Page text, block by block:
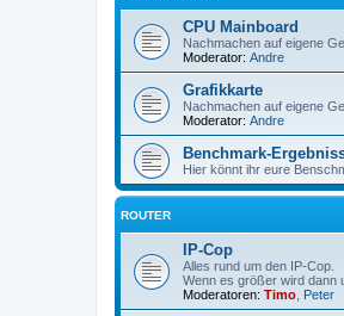
CPU Mainboard
Nachmachen auf eigene
Moderator: Andre
Grafikkarte
Nachmachen auf eigene
Moderator: Andre
Benchmark-
Hier könnt ihr eure
ROUTER
IP-Cop
Alles rund um den IP-Cop.
Wenn es größer wird dann
Moderatoren: Timo Peter